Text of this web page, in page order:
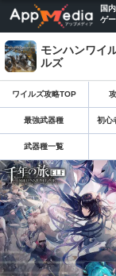
国
ゲ
モンハンワイ
ルズ
ワイルズ攻略TOP
最強武器種 初心
武器種一覧